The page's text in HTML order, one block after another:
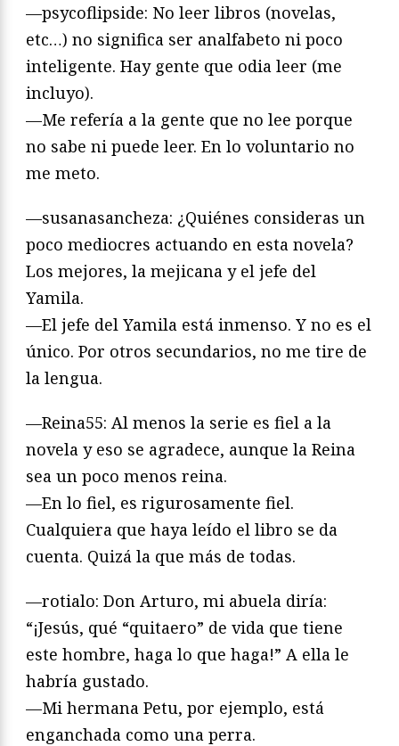
—psycoflipside: No leer libros (novelas,
etc…) no significa ser analfabeto ni poco
inteligente. Hay gente que odia leer (me
incluyo).
—Me refería a la gente que no lee porque
no sabe ni puede leer. En lo voluntario no
me meto.
—susanasancheza: ¿Quiénes consideras un
poco mediocres actuando en esta novela?
Los mejores, la mejicana y el jefe del
Yamila.
—El jefe del Yamila está inmenso. Y no es el
único. Por otros secundarios, no me tire de
la lengua.
—Reina55: Al menos la serie es fiel a la
novela y eso se agradece, aunque la Reina
sea un poco menos reina.
—En lo fiel, es rigurosamente fiel.
Cualquiera que haya leído el libro se da
cuenta. Quizá la que más de todas.
—rotialo: Don Arturo, mi abuela diría:
“¡Jesús, qué “quitaero” de vida que tiene
este hombre, haga lo que haga!” A ella le
habría gustado.
—Mi hermana Petu, por ejemplo, está
enganchada como una perra.